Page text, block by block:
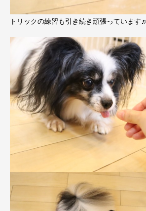
トリックの練習も引き続き頑張っています♬